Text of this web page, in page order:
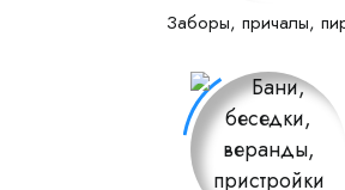
Заборы, причалы,